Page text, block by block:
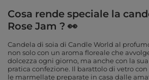
Cosa rende speciale la
Rose Jam ? 👀
Candela di soia di Candle World al
non solo con un aroma floreale che
dolcezza ogni giorno, ma anche con la
pratica confezione. Il barattolo di vetro
le marmellate preparate in casa dalle